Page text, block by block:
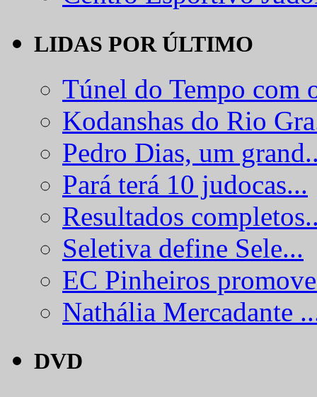
LIDAS POR ÚLTIMO
Túnel do Tempo com
Kodanshas do Rio
Pedro Dias, um
Pará terá 10 judocas...
Resultados
Seletiva define Sele...
EC Pinheiros
Nathália Mercadante
DVD